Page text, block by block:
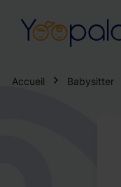
Accueil Babysitter